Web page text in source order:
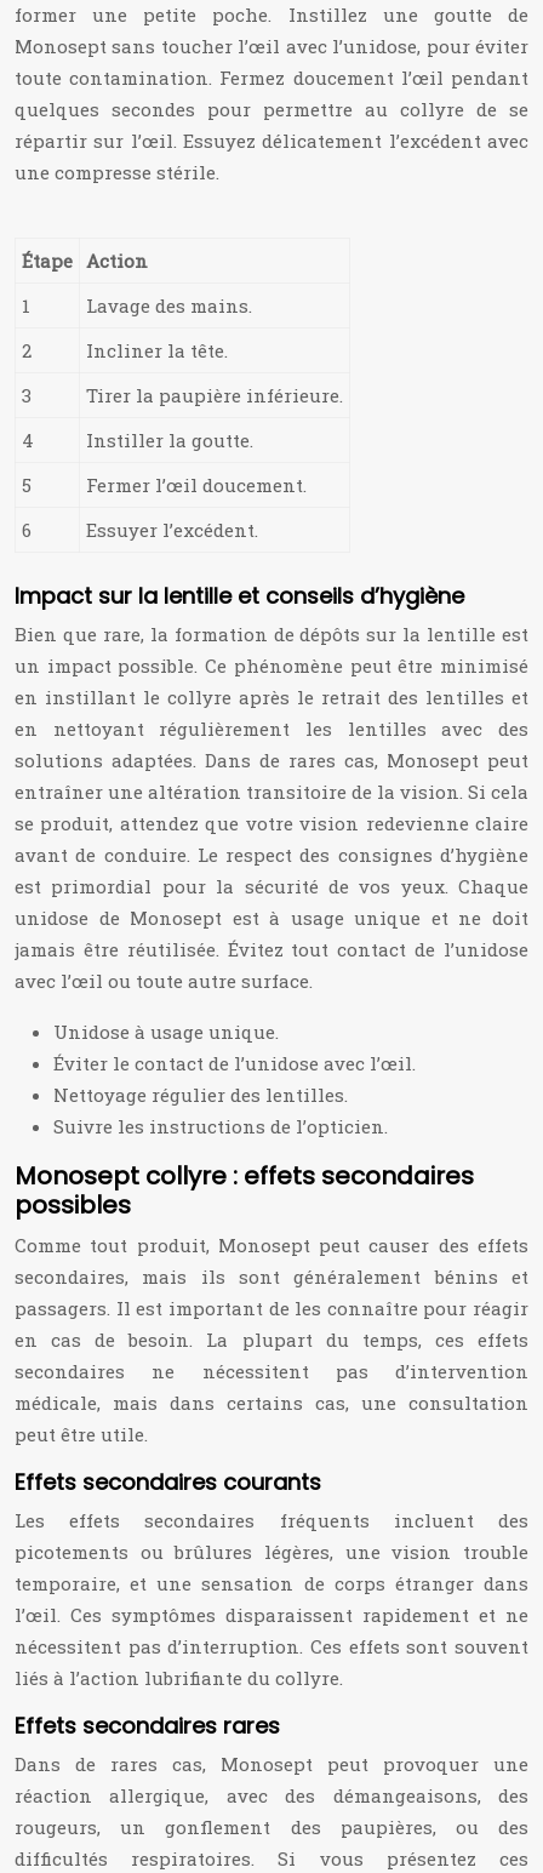
former une petite poche. Instillez une goutte de
Monosept sans toucher l’œil avec l’unidose, pour éviter
toute contamination. Fermez doucement l’œil pendant
quelques secondes pour permettre au collyre de se
répartir sur l’œil. Essuyez délicatement l’excédent avec
une compresse stérile.
Étape Action
1
Lavage des mains.
2
Incliner la tête.
3
Tirer la paupière inférieure.
4
Instiller la goutte.
5
Fermer l’œil doucement.
6
Essuyer l’excédent.
Impact sur la lentille et conseils d’hygiène
Bien que rare, la formation de dépôts sur la lentille est
un impact possible. Ce phénomène peut être minimisé
en instillant le collyre après le retrait des lentilles et
en nettoyant régulièrement les lentilles avec des
solutions adaptées. Dans de rares cas, Monosept peut
entraîner une altération transitoire de la vision. Si cela
se produit, attendez que votre vision redevienne claire
avant de conduire. Le respect des consignes d’hygiène
est primordial pour la sécurité de vos yeux. Chaque
unidose de Monosept est à usage unique et ne doit
jamais être réutilisée. Évitez tout contact de l’unidose
avec l’œil ou toute autre surface.
Unidose à usage unique.
Éviter le contact de l’unidose avec l’œil.
Nettoyage régulier des lentilles.
Suivre les instructions de l’opticien.
Monosept collyre : effets secondaires
possibles
Comme tout produit, Monosept peut causer des effets
secondaires, mais ils sont généralement bénins et
passagers. Il est important de les connaître pour réagir
en cas de besoin. La plupart du temps, ces effets
secondaires ne nécessitent pas d’intervention
médicale, mais dans certains cas, une consultation
peut être utile.
Effets secondaires courants
Les effets secondaires fréquents incluent des
picotements ou brûlures légères, une vision trouble
temporaire, et une sensation de corps étranger dans
l’œil. Ces symptômes disparaissent rapidement et ne
nécessitent pas d’interruption. Ces effets sont souvent
liés à l’action lubrifiante du collyre.
Effets secondaires rares
Dans de rares cas, Monosept peut provoquer une
réaction allergique, avec des démangeaisons, des
rougeurs, un gonflement des paupières, ou des
difficultés respiratoires. Si vous présentez ces